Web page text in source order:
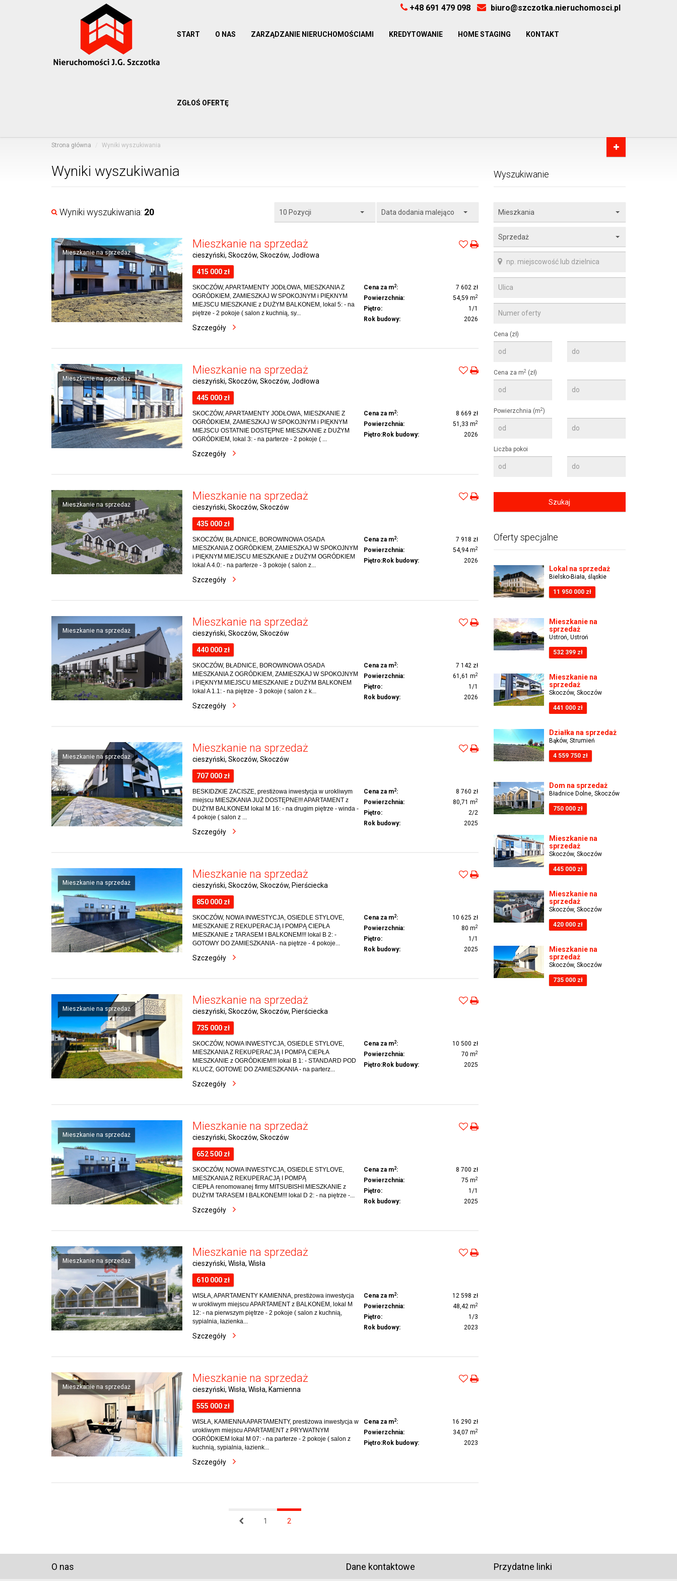
+48 691 479 098 biuro@szczotka.nieruchomosci.pl
START O NAS ZARZĄDZANIE NIERUCHOMOŚCIAMI KREDYTOWANIE HOME STAGING KONTAKT
ZGŁOŚ OFERTĘ
Strona główna Wyniki wyszukiwania
Wyszukiwanie
Mieszkania
Sprzedaż
Cena (zł)
Cena za m2(zł)
Powierzchnia (m2)
Liczba pokoi
Oferty specjalne
Lokal na sprzedaż
Bielsko-Biała, śląskie
11 950 000 zł
Mieszkanie na
sprzedaż
Ustroń, Ustroń
532 399 zł
Mieszkanie na
sprzedaż
Skoczów, Skoczów
441 000 zł
Działka na sprzedaż
Bąków, Strumień
4 559 750 zł
Dom na sprzedaż
Bładnice Dolne, Skoczów
750 000 zł
Mieszkanie na
sprzedaż
Skoczów, Skoczów
445 000 zł
Mieszkanie na
sprzedaż
Skoczów, Skoczów
420 000 zł
Mieszkanie na
sprzedaż
Skoczów, Skoczów
735 000 zł
Wyniki wyszukiwania
Wyniki wyszukiwania: 20 10 Pozycji Data dodania malejąco
Mieszkanie na sprzedaż
Mieszkanie na sprzedaż
cieszyński, Skoczów, Skoczów, Jodłowa
415 000 zł
SKOCZÓW, APARTAMENTY JODŁOWA, MIESZKANIA Z
OGRÓDKIEM, ZAMIESZKAJ W SPOKOJNYM i PIĘKNYM
MIEJSCU MIESZKANIE z DUŻYM BALKONEM, lokal 5: - na
piętrze - 2 pokoje ( salon z kuchnią, sy...
Cena za m2:
7 602 zł
Powierzchnia:
54,59 m2
Piętro:
1/1
Rok budowy:
2026
Szczegóły
Mieszkanie na sprzedaż
Mieszkanie na sprzedaż
cieszyński, Skoczów, Skoczów, Jodłowa
445 000 zł
SKOCZÓW, APARTAMENTY JODŁOWA, MIESZKANIE Z
OGRÓDKIEM, ZAMIESZKAJ W SPOKOJNYM i PIĘKNYM
MIEJSCU OSTATNIE DOSTĘPNE MIESZKANIE z DUŻYM
OGRÓDKIEM, lokal 3: - na parterze - 2 pokoje ( ...
Cena za m2:
8 669 zł
Powierzchnia:
51,33 m2
Piętro:Rok budowy: 2026
Szczegóły
Mieszkanie na sprzedaż
Mieszkanie na sprzedaż
cieszyński, Skoczów, Skoczów
435 000 zł
SKOCZÓW, BŁADNICE, BOROWINOWA OSADA
MIESZKANIA Z OGRÓDKIEM, ZAMIESZKAJ W SPOKOJNYM
i PIĘKNYM MIEJSCU MIESZKANIE z DUŻYM OGRÓDKIEM
lokal A 4.0: - na parterze - 3 pokoje ( salon z...
Cena za m2:
7 918 zł
Powierzchnia:
54,94 m2
Piętro:Rok budowy: 2026
Szczegóły
Mieszkanie na sprzedaż
Mieszkanie na sprzedaż
cieszyński, Skoczów, Skoczów
440 000 zł
SKOCZÓW, BŁADNICE, BOROWINOWA OSADA
MIESZKANIA Z OGRÓDKIEM, ZAMIESZKAJ W SPOKOJNYM
i PIĘKNYM MIEJSCU MIESZKANIE z DUŻYM BALKONEM
lokal A 1.1: - na piętrze - 3 pokoje ( salon z k...
Cena za m2:
7 142 zł
Powierzchnia:
61,61 m2
Piętro:
1/1
Rok budowy:
2026
Szczegóły
Mieszkanie na sprzedaż
Mieszkanie na sprzedaż
cieszyński, Skoczów, Skoczów
707 000 zł
BESKIDZKIE ZACISZE, prestiżowa inwestycja w urokliwym
miejscu MIESZKANIA JUŻ DOSTĘPNE!!! APARTAMENT z
DUŻYM BALKONEM lokal M 16: - na drugim piętrze - winda -
4 pokoje ( salon z ...
Cena za m2:
8 760 zł
Powierzchnia:
80,71 m2
Piętro:
2/2
Rok budowy:
2025
Szczegóły
Mieszkanie na sprzedaż
Mieszkanie na sprzedaż
cieszyński, Skoczów, Skoczów, Pierściecka
850 000 zł
SKOCZÓW, NOWA INWESTYCJA, OSIEDLE STYLOVE,
MIESZKANIE Z REKUPERACJĄ I POMPĄ CIEPŁA
MIESZKANIE z TARASEM I BALKONEM!!! lokal B 2: -
GOTOWY DO ZAMIESZKANIA - na piętrze - 4 pokoje...
Cena za m2:
10 625 zł
Powierzchnia:
80 m2
Piętro:
1/1
Rok budowy:
2025
Szczegóły
Mieszkanie na sprzedaż
Mieszkanie na sprzedaż
cieszyński, Skoczów, Skoczów, Pierściecka
735 000 zł
SKOCZÓW, NOWA INWESTYCJA, OSIEDLE STYLOVE,
MIESZKANIA Z REKUPERACJĄ I POMPĄ CIEPŁA
MIESZKANIE z OGRÓDKIEM!!! lokal B 1: - STANDARD POD
KLUCZ, GOTOWE DO ZAMIESZKANIA - na parterz...
Cena za m2:
10 500 zł
Powierzchnia:
70 m2
Piętro:Rok budowy: 2025
Szczegóły
Mieszkanie na sprzedaż
Mieszkanie na sprzedaż
cieszyński, Skoczów, Skoczów
652 500 zł
SKOCZÓW, NOWA INWESTYCJA, OSIEDLE STYLOVE,
MIESZKANIA Z REKUPERACJĄ I POMPĄ
CIEPŁA renomowanej firmy MITSUBISHI MIESZKANIE z
DUŻYM TARASEM I BALKONEM!!! lokal D 2: - na piętrze -...
Cena za m2:
8 700 zł
Powierzchnia:
75 m2
Piętro:
1/1
Rok budowy:
2025
Szczegóły
Mieszkanie na sprzedaż
Mieszkanie na sprzedaż
cieszyński, Wisła, Wisła
610 000 zł
WISŁA, APARTAMENTY KAMIENNA, prestiżowa inwestycja
w urokliwym miejscu APARTAMENT z BALKONEM, lokal M
12: - na pierwszym piętrze - 2 pokoje ( salon z kuchnią,
sypialnia, łazienka...
Cena za m2:
12 598 zł
Powierzchnia:
48,42 m2
Piętro:
1/3
Rok budowy:
2023
Szczegóły
Mieszkanie na sprzedaż
Mieszkanie na sprzedaż
cieszyński, Wisła, Wisła, Kamienna
555 000 zł
WISŁA, KAMIENNA APARTAMENTY, prestiżowa inwestycja w
urokliwym miejscu APARTAMENT z PRYWATNYM
OGRÓDKIEM lokal M 07: - na parterze - 2 pokoje ( salon z
kuchnią, sypialnia, łazienk...
Cena za m2:
16 290 zł
Powierzchnia:
34,07 m2
Piętro:Rok budowy: 2023
Szczegóły
1 2
O nas Dane kontaktowe Przydatne linki